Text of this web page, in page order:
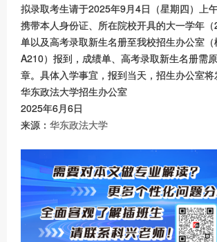
拟录取考生请于2025年9月4日（星期四）
携带本人身份证、所在院校开具的大一学年
单以及高考录取新生名册至我校招生办公室
A210）报到，成绩单、高考录取新生名册需
章。具体入学事宜，报到当天，招生办公室将
华东政法大学招生办公室
2025年6月6日
来源： 华东政法大学